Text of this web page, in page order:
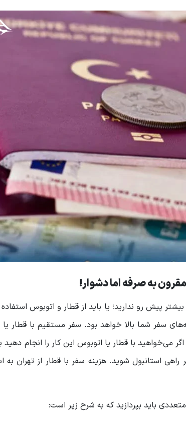
به صرفه اما دشوار!
پیش رو ندارید؛ یا باید از قطار و اتوبوس
سفر شما بالا خواهد بود. سفر مستقیم با قطار یا
با قطار یا اتوبوس این کار را انجام دهید
راهی استانبول شوید. هزینه سفر با قطار از تهران
باید بپردازید که به شرح زیر است: